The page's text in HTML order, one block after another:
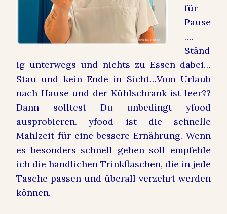
für
Pause
….
Ständ
ig unterwegs und nichts zu Essen dabei…
Stau und kein Ende in Sicht…Vom Urlaub
nach Hause und der Kühlschrank ist leer??
Dann solltest Du unbedingt yfood
ausprobieren. yfood ist die schnelle
Mahlzeit für eine bessere Ernährung. Wenn
es besonders schnell gehen soll empfehle
ich die handlichen Trinkflaschen, die in jede
Tasche passen und überall verzehrt werden
können.